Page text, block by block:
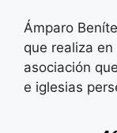
Ámparo
que realiza
asociación
e iglesias